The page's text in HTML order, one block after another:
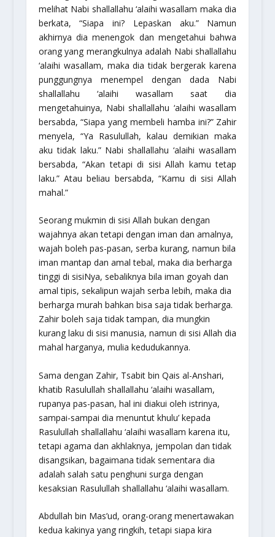
melihat Nabi shallallahu ‘alaihi wasallam maka dia
berkata, “Siapa ini? Lepaskan aku.” Namun
akhirnya dia menengok dan mengetahui bahwa
orang yang merangkulnya adalah Nabi shallallahu
‘alaihi wasallam, maka dia tidak bergerak karena
punggungnya menempel dengan dada Nabi
shallallahu ‘alaihi wasallam saat dia
mengetahuinya, Nabi shallallahu ‘alaihi wasallam
bersabda, “Siapa yang membeli hamba ini?” Zahir
menyela, “Ya Rasulullah, kalau demikian maka
aku tidak laku.” Nabi shallallahu ‘alaihi wasallam
bersabda, “Akan tetapi di sisi Allah kamu tetap
laku.” Atau beliau bersabda, “Kamu di sisi Allah
mahal.”
Seorang mukmin di sisi Allah bukan dengan
wajahnya akan tetapi dengan iman dan amalnya,
wajah boleh pas-pasan, serba kurang, namun bila
iman mantap dan amal tebal, maka dia berharga
tinggi di sisiNya, sebaliknya bila iman goyah dan
amal tipis, sekalipun wajah serba lebih, maka dia
berharga murah bahkan bisa saja tidak berharga.
Zahir boleh saja tidak tampan, dia mungkin
kurang laku di sisi manusia, namun di sisi Allah dia
mahal harganya, mulia kedudukannya.
Sama dengan Zahir, Tsabit bin Qais al-Anshari,
khatib Rasulullah shallallahu ‘alaihi wasallam,
rupanya pas-pasan, hal ini diakui oleh istrinya,
sampai-sampai dia menuntut khulu’ kepada
Rasulullah shallallahu ‘alaihi wasallam karena itu,
tetapi agama dan akhlaknya, jempolan dan tidak
disangsikan, bagaimana tidak sementara dia
adalah salah satu penghuni surga dengan
kesaksian Rasulullah shallallahu ‘alaihi wasallam.
Abdullah bin Mas’ud, orang-orang menertawakan
kedua kakinya yang ringkih, tetapi siapa kira